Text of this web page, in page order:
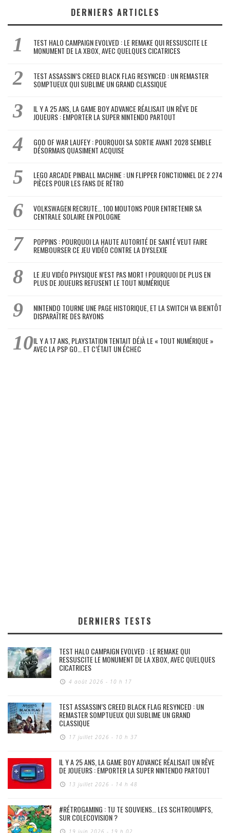
DERNIERS ARTICLES
TEST HALO CAMPAIGN EVOLVED : LE REMAKE QUI RESSUSCITE LE
MONUMENT DE LA XBOX, AVEC QUELQUES CICATRICES
TEST ASSASSIN’S CREED BLACK FLAG RESYNCED : UN REMASTER
SOMPTUEUX QUI SUBLIME UN GRAND CLASSIQUE
IL Y A 25 ANS, LA GAME BOY ADVANCE RÉALISAIT UN RÊVE DE
JOUEURS : EMPORTER LA SUPER NINTENDO PARTOUT
GOD OF WAR LAUFEY : POURQUOI SA SORTIE AVANT 2028 SEMBLE
DÉSORMAIS QUASIMENT ACQUISE
LEGO ARCADE PINBALL MACHINE : UN FLIPPER FONCTIONNEL DE 2 274
PIÈCES POUR LES FANS DE RÉTRO
VOLKSWAGEN RECRUTE… 100 MOUTONS POUR ENTRETENIR SA
CENTRALE SOLAIRE EN POLOGNE
POPPINS : POURQUOI LA HAUTE AUTORITÉ DE SANTÉ VEUT FAIRE
REMBOURSER CE JEU VIDÉO CONTRE LA DYSLEXIE
LE JEU VIDÉO PHYSIQUE N’EST PAS MORT ! POURQUOI DE PLUS EN
PLUS DE JOUEURS REFUSENT LE TOUT NUMÉRIQUE
NINTENDO TOURNE UNE PAGE HISTORIQUE, ET LA SWITCH VA BIENTÔT
DISPARAÎTRE DES RAYONS
IL Y A 17 ANS, PLAYSTATION TENTAIT DÉJÀ LE « TOUT NUMÉRIQUE »
AVEC LA PSP GO… ET C’ÉTAIT UN ÉCHEC
DERNIERS TESTS
TEST HALO CAMPAIGN EVOLVED : LE REMAKE QUI
RESSUSCITE LE MONUMENT DE LA XBOX, AVEC QUELQUES
CICATRICES
4 août 2026 - 10 h 17
TEST ASSASSIN’S CREED BLACK FLAG RESYNCED : UN
REMASTER SOMPTUEUX QUI SUBLIME UN GRAND
CLASSIQUE
17 juillet 2026 - 10 h 37
IL Y A 25 ANS, LA GAME BOY ADVANCE RÉALISAIT UN RÊVE
DE JOUEURS : EMPORTER LA SUPER NINTENDO PARTOUT
13 juillet 2026 - 14 h 48
#RÉTROGAMING : TU TE SOUVIENS… LES SCHTROUMPFS,
SUR COLECOVISION ?
19 juin 2026 - 19 h 02